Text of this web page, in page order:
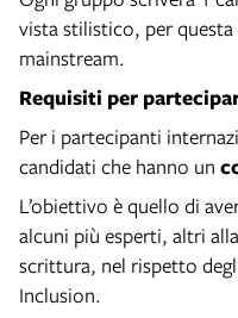
vista stilistico, per questa
mainstream.
Requisiti per
Per i partecipanti
candidati che hanno un
L’obiettivo è quello di
alcuni più esperti, altri
scrittura, nel rispetto
Inclusion.